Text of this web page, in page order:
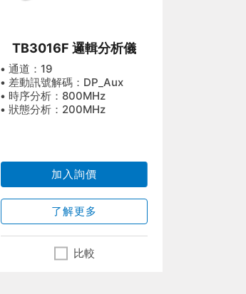
TB3016F 邏輯分析儀
• 通道：19
• 差動訊號解碼：DP_Aux
• 時序分析：800MHz
• 狀態分析：200MHz
加入詢價
了解更多
比較